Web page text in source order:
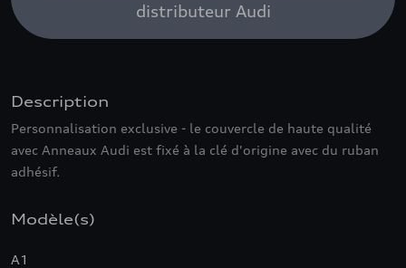
distributeur Audi
Description
Personnalisation exclusive - le couvercle de haute qualité
avec Anneaux Audi est fixé à la clé d'origine avec du ruban
adhésif.
Modèle(s)
A1